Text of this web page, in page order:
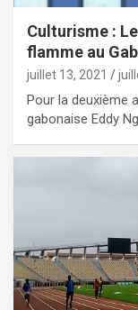
Culturisme :
flamme au
juillet 13, 2021
Pour la deuxième
gabonaise Eddy